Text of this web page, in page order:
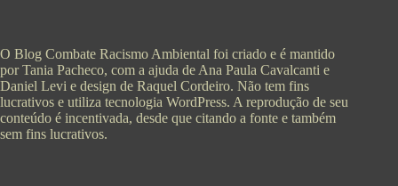
O Blog Combate Racismo Ambiental foi criado e é mantido
por Tania Pacheco, com a ajuda de Ana Paula Cavalcanti e
Daniel Levi e design de Raquel Cordeiro. Não tem fins
lucrativos e utiliza tecnologia WordPress. A reprodução de seu
conteúdo é incentivada, desde que citando a fonte e também
sem fins lucrativos.